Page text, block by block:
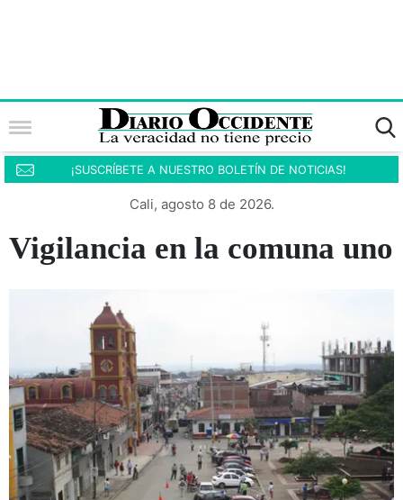
¡SUSCRÍBETE A NUESTRO BOLETÍN DE NOTICIAS!
Cali, agosto 8 de 2026.
Vigilancia en la comuna uno